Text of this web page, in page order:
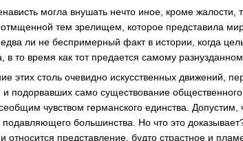
могла внушать нечто иное, кроме жалости,
отмщенной тем зрелищем, которое представила
ли не беспримерный факт в истории, когда
в то время как тот предается самому
этих столь очевидно искусственных движений,
и подорвавших само существование
чувством германского единства. Допустим,
большинства. Но что это
относится представление, будто страстное и